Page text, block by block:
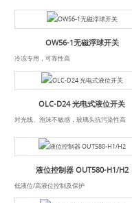
OW56-1无磁浮球开关
冷冻专用，可靠性高
OLC-D24 光电式液位开关
对光线、泡沫不敏感，玻璃头抗污染性高
液位控制器 OUT580-H1/H2
低液位/高液位控制及保护